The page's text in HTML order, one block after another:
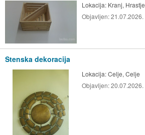
Lokacija: Kranj, Hrastje
Objavljen:21.07.2026.
Stenska dekoracija
Lokacija:Celje, Celje
Objavljen:20.07.2026.